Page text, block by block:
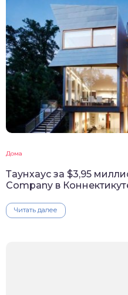
Дома
Таунхаус за $3,95
Company в
Читать далее